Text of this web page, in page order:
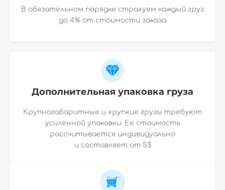
В обязательном порядке страхуем каждый груз
до 4% от стоимости заказа
Дополнительная упаковка груза
Крупногабаритные и хрупкие грузы требуют
усиленной упаковки. Ее стоимость
рассчитывается индивидуально
и составляет от 5$